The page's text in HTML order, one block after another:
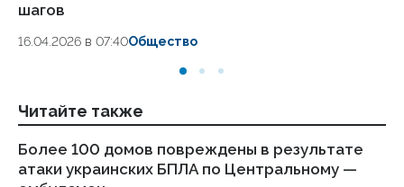
шагов
16.04.2026 в 07:40Общество
Читайте также
Более 100 домов повреждены в результате
атаки украинских БПЛА по Центральному —